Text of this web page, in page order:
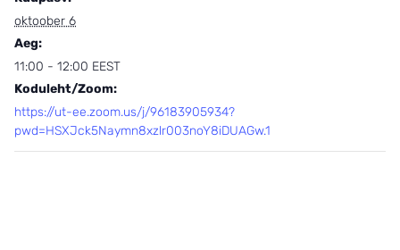
oktoober 6
Aeg:
11:00 - 12:00 EEST
Koduleht/Zoom:
https://ut-ee.zoom.us/j/96183905934?
pwd=HSXJck5Naymn8xzlr003noY8iDUAGw.1